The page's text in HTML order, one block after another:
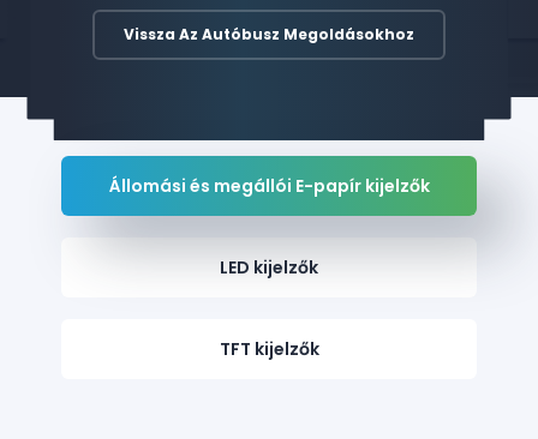
Vissza Az Autóbusz Megoldásokhoz
Állomási és megállói E-papír kijelzők
LED kijelzők
TFT kijelzők